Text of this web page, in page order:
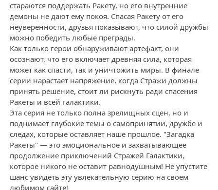
стараются поддержать Ракету, но его внутренние
демоны не дают ему покоя. Спасая Ракету от его
неуверенности, друзья показывают, что силой дружбы
можно победить любые преграды.
Как только герои обнаруживают артефакт, они
осознают, что его включает древняя сила, которая
может как спасти, так и уничтожить миры. В финале
серии нарастает напряжение, когда Стражи должны
принять решение, стоит ли рискнуть ради спасения
Ракеты и всей галактики.
Эта серия не только полна зрелищных сцен, но и
поднимает глубокие темы о самопринятии, дружбе и
следах, которые оставляет наше прошлое. "Загадка
Ракеты" — это эмоциональное и захватывающее
продолжение приключений Стражей Галактики,
которое никого не оставит равнодушным! Не упустите
шанс увидеть эту увлекательную серию на своем
любимом сайте!